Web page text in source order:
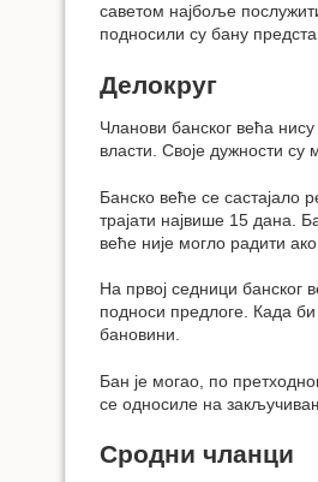
саветом најбоље
подносили су бану
Делокруг
Чланови банског већа
власти. Своје дужности
Банско веће се састајало
трајати највише 15 дана.
веће није могло радити
На првој седници банског
подноси предлоге. Када
бановини.
Бан је могао, по
се односиле на
Сродни чланци